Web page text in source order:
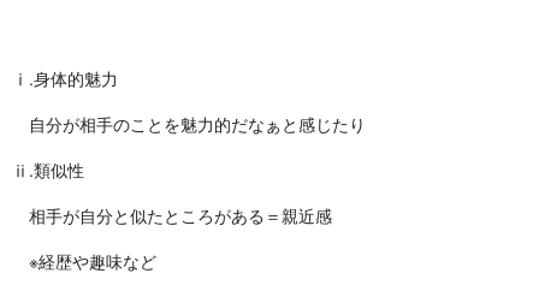
ⅰ.身体的魅力
自分が相手のことを魅力的だなぁと感じたり
ⅱ.類似性
相手が自分と似たところがある＝親近感
※経歴や趣味など